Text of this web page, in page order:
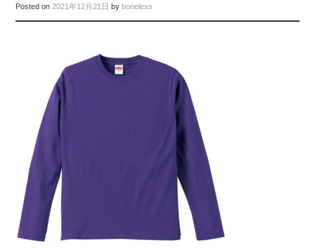
Posted on2021年12月21日 byboneless